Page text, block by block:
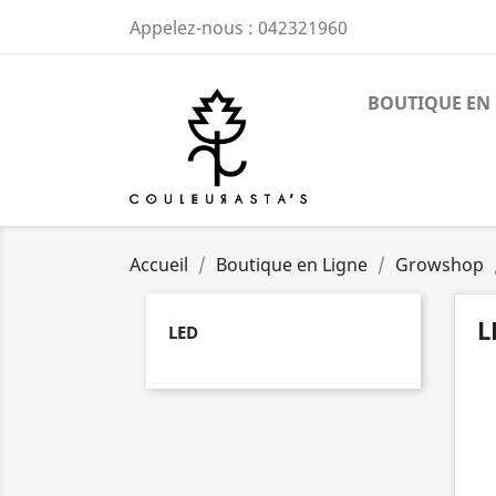
Appelez-nous : 042321960
BOUTIQUE
Accueil Boutique en Ligne Growshop
LED